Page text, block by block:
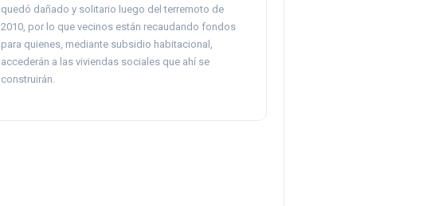
quedó dañado y solitario luego del terremoto de
2010, por lo que vecinos están recaudando fondos
para quienes, mediante subsidio habitacional,
accederán a las viviendas sociales que ahí se
construirán.